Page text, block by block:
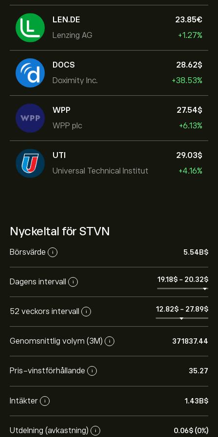
LEN.DE
Lenzing AG
23.85‎€‎
+1.27%
DOCS
Doximity Inc.
28.62‎$‎
+38.53%
WPP
WPP plc
27.54‎$‎
+6.13%
UTI
Universal Technical Institut
29.03‎$‎
+4.16%
Nyckeltal för STVN
Börsvärde i 5.54B‎$‎
Dagens intervall i 19.18‎$‎ - 20.32‎$‎
52 veckors intervall i 12.82‎$‎ - 27.89‎$‎
Genomsnittlig volym (3M) i 371837.44
Pris-vinstförhållande i 35.27
Intäkter i 1.43B‎$‎
Utdelning (avkastning) i 0.06‎$‎ (0%)